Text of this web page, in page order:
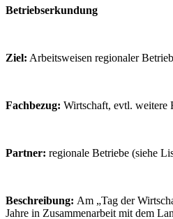
Betriebserkundung
Ziel: Arbeitsweisen regionaler
Fachbezug: Wirtschaft, evtl. weitere
Partner: regionale Betriebe (siehe
Beschreibung: Am „Tag der
Jahre in Zusammenarbeit mit dem